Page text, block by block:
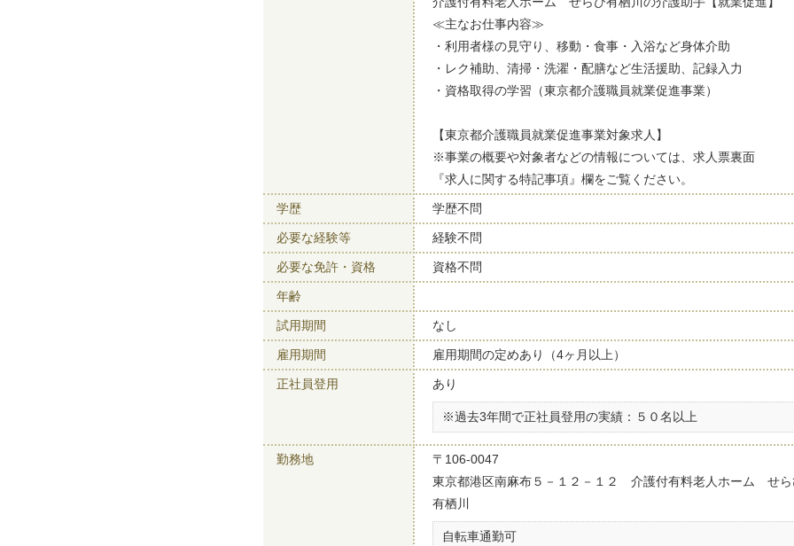
≪主なお仕事内容≫
・利用者様の見守り、移動・食事・入浴など身体介助
・レク補助、清掃・洗濯・配膳など生活援助、記録入力
・資格取得の学習（東京都介護職員就業促進事業）
【東京都介護職員就業促進事業対象求人】
※事業の概要や対象者などの情報については、求人票裏面
『求人に関する特記事項』欄をご覧ください。
学歴 学歴不問
必要な経験等 経験不問
必要な免許・資格 資格不問
年齢
試用期間 なし
雇用期間 雇用期間の定めあり（4ヶ月以上）
正社員登用 あり
※過去3年間で正社員登用の実績：５０名以上
勤務地
〒106-0047
東京都港区南麻布５－１２－１２ 介護付有料老人ホーム せら
有栖川
自転車通勤可